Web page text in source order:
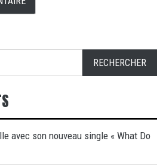
avec son nouveau single « What Do